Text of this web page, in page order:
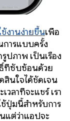
งานง่ายขึ้นเพื่อ
การแบบครั้ง
ปภาพ เป็นเรื่อง
ที่ซับซ้อนด้วย
สินใจได้ชัดเจน
ลาที่จะแชร์ เรา
ปุ่มนี้สำหรับการ
แต่ว่าแอปจะ